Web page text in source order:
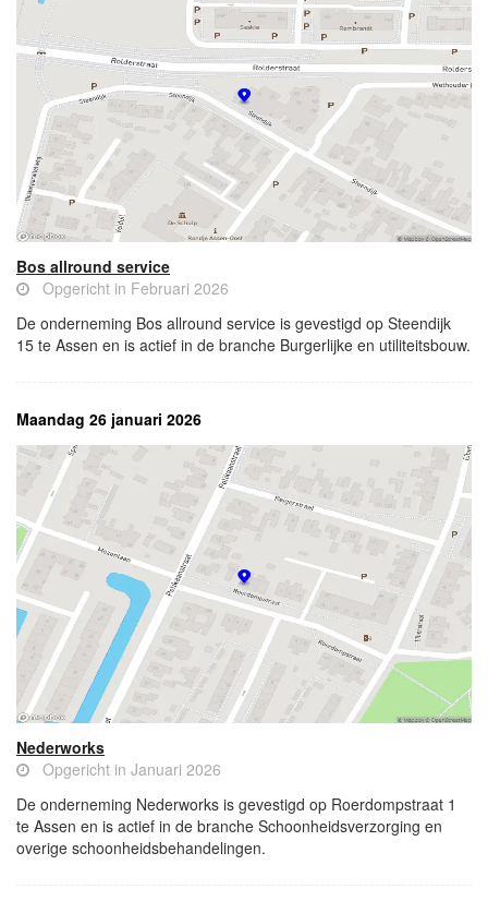
Bos allround service
Opgericht in Februari 2026
De onderneming Bos allround service is gevestigd op Steendijk
15 te Assen en is actief in de branche Burgerlijke en utiliteitsbouw.
Maandag 26 januari 2026
Nederworks
Opgericht in Januari 2026
De onderneming Nederworks is gevestigd op Roerdompstraat 1
te Assen en is actief in de branche Schoonheidsverzorging en
overige schoonheidsbehandelingen.